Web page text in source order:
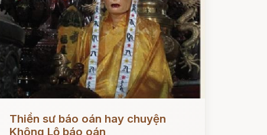
Đọc ngay
Thiền sư báo oán hay chuyện
Không Lộ báo oán